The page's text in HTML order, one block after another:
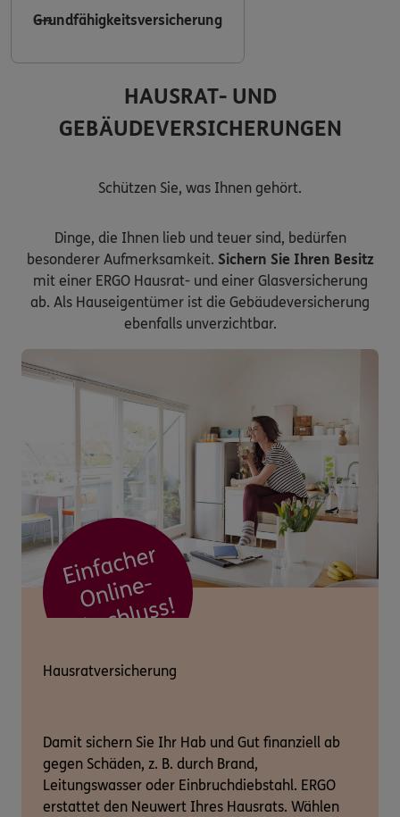
Grundfähigkeitsversicherung
HAUSRAT- UND
GEBÄUDEVERSICHERUNGEN
Schützen Sie, was Ihnen gehört.
Dinge, die Ihnen lieb und teuer sind, bedürfen
besonderer Aufmerksamkeit. Sichern Sie Ihren Besitz
mit einer ERGO Hausrat- und einer Glasversicherung
ab. Als Hauseigentümer ist die Gebäudeversicherung
ebenfalls unverzichtbar.
Hausratversicherung
Damit sichern Sie Ihr Hab und Gut finanziell ab
gegen Schäden, z. B. durch Brand,
Leitungswasser oder Einbruchdiebstahl. ERGO
erstattet den Neuwert Ihres Hausrats. Wählen